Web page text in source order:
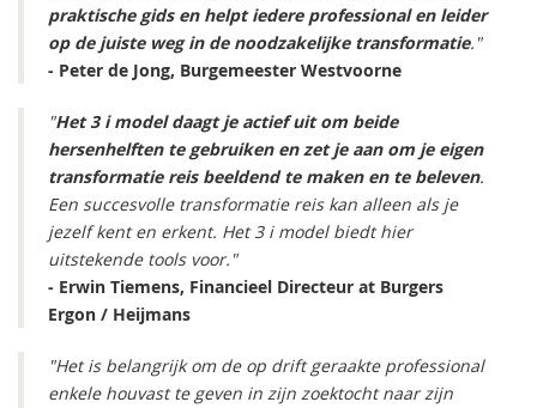
praktische gids en helpt iedere professional en leider
op de juiste weg in de noodzakelijke transformatie."
- Peter de Jong, Burgemeester Westvoorne
"Het 3 i model daagt je actief uit om beide
hersenhelften te gebruiken en zet je aan om je eigen
transformatie reis beeldend te maken en te beleven.
Een succesvolle transformatie reis kan alleen als je
jezelf kent en erkent. Het 3 i model biedt hier
uitstekende tools voor."
- Erwin Tiemens, Financieel Directeur at Burgers
Ergon / Heijmans
"Het is belangrijk om de op drift geraakte professional
enkele houvast te geven in zijn zoektocht naar zijn